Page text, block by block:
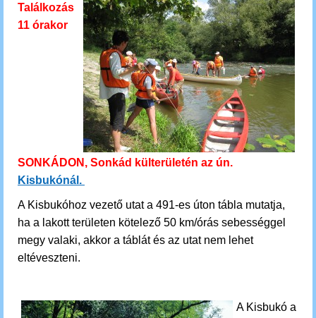
Találkozás
11 órakor
SONKÁDON, Sonkád külterületén az ún.
Kisbukónál.
A Kisbukóhoz vezető utat a 491-es úton tábla mutatja,
ha a lakott területen kötelező 50 km/órás sebességgel
megy valaki, akkor a táblát és az utat nem lehet
eltéveszteni.
A Kisbukó a